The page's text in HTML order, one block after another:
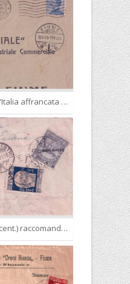
17.11.1921 Lettera dall'Italia affrancata 25 in luogo di 40 cent. e per questo tassata a Fiume per il doppio della tariffa mancante
25.10.1921 Lettera (60 cent.) raccomandata (60 cent.) per l'estero (Austria), carente di 5 cent., ma tollerata..